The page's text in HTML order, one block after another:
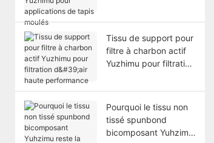
moulés
Tissu de support pour
filtre à charbon actif
Yuzhimu pour filtration
performance
Pourquoi le tissu non
tissé spunbond
bicomposant Yuhzimu